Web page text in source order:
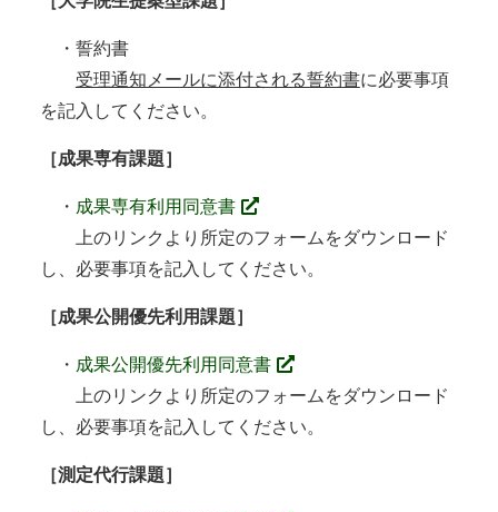
・誓約書
受理通知メールに添付される誓約書に必要事項
を記入してください。
［成果専有課題］
・ 成果専有利用同意書
上のリンクより所定のフォームをダウンロード
し、必要事項を記入してください。
［成果公開優先利用課題］
・ 成果公開優先利用同意書
上のリンクより所定のフォームをダウンロード
し、必要事項を記入してください。
［測定代行課題］